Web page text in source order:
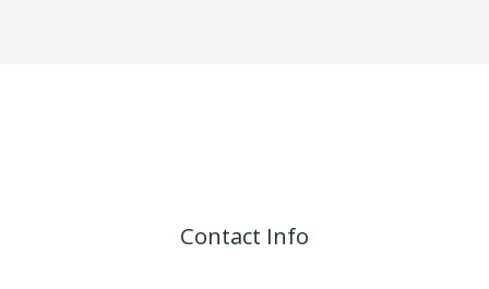
Contact Info